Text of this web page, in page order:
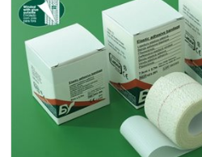
FØRSTEHJÆLP
SKYLLEVÆSKER OG GELER
TEKNISK PAPIR
DIVERSE